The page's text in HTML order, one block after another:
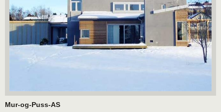
Mur-og-Puss-AS